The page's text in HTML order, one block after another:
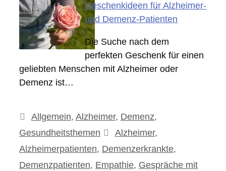
Geschenkideen für Alzheimer-
und Demenz-Patienten
Die Suche nach dem
perfekten Geschenk für einen
geliebten Menschen mit Alzheimer oder
Demenz ist…
Kategorien
Allgemein, Alzheimer, Demenz,
Gesundheitsthemen
Schlagwörter
Alzheimer,
Alzheimerpatienten, Demenzerkrankte,
Demenzpatienten, Empathie, Gespräche mit